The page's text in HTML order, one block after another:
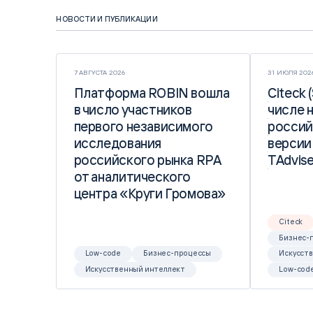
НОВОСТИ И ПУБЛИКАЦИИ
7 АВГУСТА 2026
Платформа ROBIN вошла
в число участников
первого независимого
исследования
российского рынка RPA
от аналитического
центра «Круги Громова»
Платформа ROBIN вошла
в число участников
первого независимого
исследования
российского рынка RPA
от аналитического
центра «Круги Громова»
Low-code
Бизнес-процессы
Искусственный интеллект
31 ИЮЛЯ
Citeck
числе
Citeck
числе
Citeck
Бизнес-
Low-